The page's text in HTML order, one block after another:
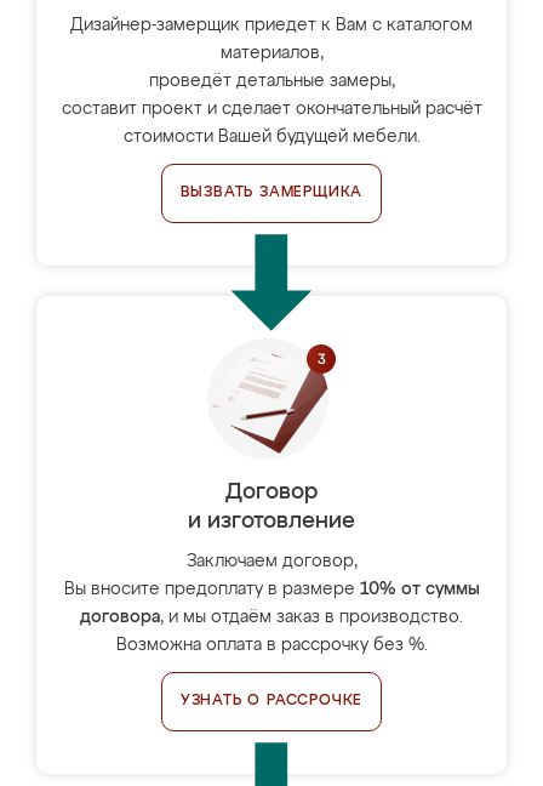
Дизайнер-замерщик приедет к Вам с каталогом
материалов,
проведёт детальные замеры,
составит проект и сделает окончательный расчёт
стоимости Вашей будущей мебели.
ВЫЗВАТЬ ЗАМЕРЩИКА
Договор
и изготовление
Заключаем договор,
Вы вносите предоплату в размере 10% от суммы
договора, и мы отдаём заказ в производство.
Возможна оплата в рассрочку без %.
УЗНАТЬ О РАССРОЧКЕ